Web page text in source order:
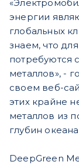
энергии
глобальных
знаем, что
потребуются
металлов», -
своем веб-
этих крайне
металлов из
глубин
DeepGreen